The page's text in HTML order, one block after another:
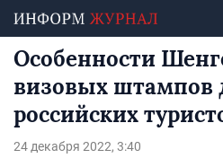
Особенности
визовых штампов
российских
24 декабря 2022, 3:40